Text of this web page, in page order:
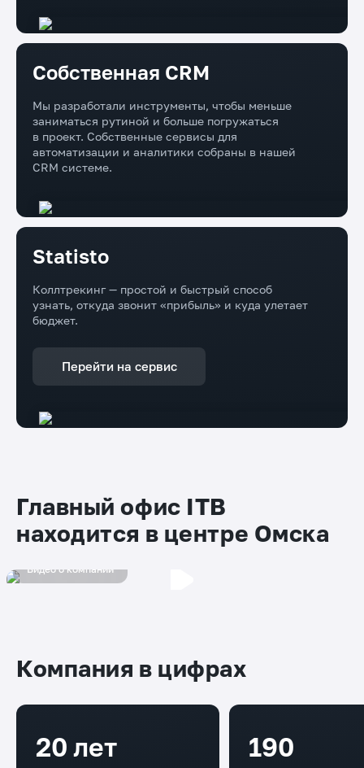
Собственная CRM
Мы разработали инструменты, чтобы меньше
заниматься рутиной и больше погружаться
в проект. Собственные сервисы для
автоматизации и аналитики собраны в нашей
CRM системе.
Statisto
Коллтрекинг — простой и быстрый способ
узнать, откуда звонит «прибыль» и куда улетает
бюджет.
Перейти на сервис
Главный офис ITB
находится в центре Омска
Видео о компании
Компания в цифрах
20 лет 190